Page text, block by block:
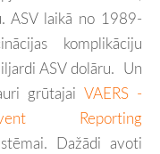
ASV laikā no 1989-
komplikāciju
ASV dolāru. Un
grūtajaiVAERS -
Reporting
Dažādi avoti